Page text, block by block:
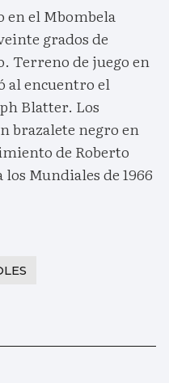
en el Mbombela
grados de
Terreno de juego en
al encuentro el
Blatter. Los
brazalete negro en
de Roberto
Mundiales de 1966